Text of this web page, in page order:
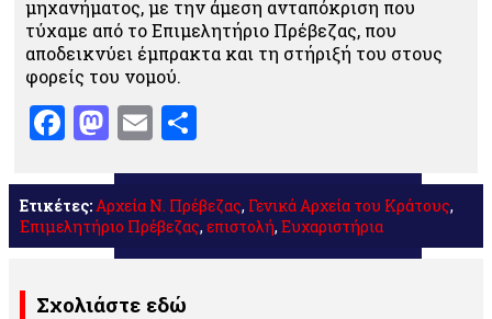
μηχανήματος, με την άμεση ανταπόκριση που
τύχαμε από το Επιμελητήριο Πρέβεζας, που
αποδεικνύει έμπρακτα και τη στήριξή του στους
φορείς του νομού.
Facebook
Mastodon
Email
Ετικέτες:Αρχεία Ν. Πρέβεζας, Γενικά Αρχεία του Κράτους,
Επιμελητήριο Πρέβεζας, επιστολή, Ευχαριστήρια
Σχολιάστε εδώ